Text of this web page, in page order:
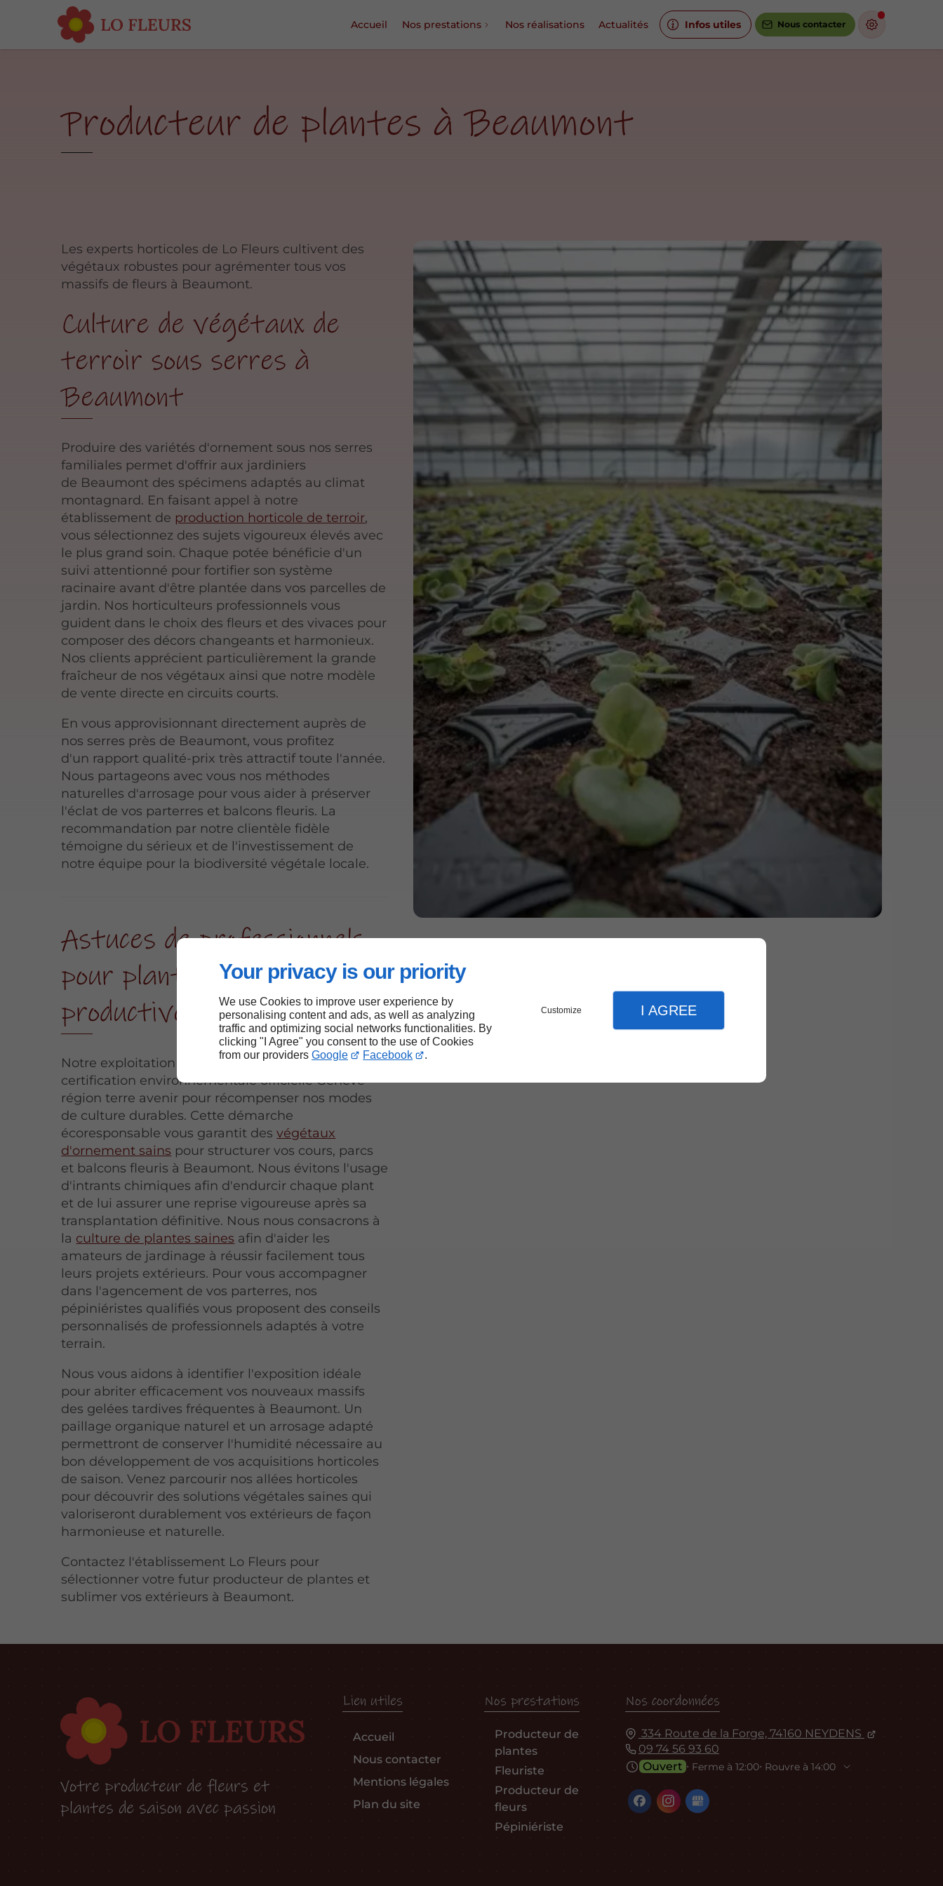
Your privacy is our priority
We use Cookies to improve user experience by
personalising content and ads, as well as analyzing
traffic and optimizing social networks functionalities. By
clicking "I Agree" you consent to the use of Cookies
from our providers Google Facebook .
Customize I AGREE
Accueil Nos prestations Nos réalisations Actualités Infos utiles Nous contacter
Producteur de plantes à Beaumont
Les experts horticoles de Lo Fleurs cultivent des
végétaux robustes pour agrémenter tous vos
massifs de fleurs à Beaumont.
Culture de végétaux de
terroir sous serres à
Beaumont
Produire des variétés d'ornement sous nos serres
familiales permet d'offrir aux jardiniers
de Beaumont des spécimens adaptés au climat
montagnard. En faisant appel à notre
établissement de production horticole de terroir,
vous sélectionnez des sujets vigoureux élevés avec
le plus grand soin. Chaque potée bénéficie d'un
suivi attentionné pour fortifier son système
racinaire avant d'être plantée dans vos parcelles de
jardin. Nos horticulteurs professionnels vous
guident dans le choix des fleurs et des vivaces pour
composer des décors changeants et harmonieux.
Nos clients apprécient particulièrement la grande
fraîcheur de nos végétaux ainsi que notre modèle
de vente directe en circuits courts.
En vous approvisionnant directement auprès de
nos serres près de Beaumont, vous profitez
d'un rapport qualité-prix très attractif toute l'année.
Nous partageons avec vous nos méthodes
naturelles d'arrosage pour vous aider à préserver
l'éclat de vos parterres et balcons fleuris. La
recommandation par notre clientèle fidèle
témoigne du sérieux et de l'investissement de
notre équipe pour la biodiversité végétale locale.
Astuces de professionnels
pour plantations
productives à Beaumont
Notre exploitation est fière de détenir la
certification environnementale officielle Genève
région terre avenir pour récompenser nos modes
de culture durables. Cette démarche
écoresponsable vous garantit desvégétaux
d'ornement sains pour structurer vos cours, parcs
et balcons fleuris à Beaumont. Nous évitons l'usage
d'intrants chimiques afin d'endurcir chaque plant
et de lui assurer une reprise vigoureuse après sa
transplantation définitive. Nous nous consacrons à
la culture de plantes saines afin d'aider les
amateurs de jardinage à réussir facilement tous
leurs projets extérieurs. Pour vous accompagner
dans l'agencement de vos parterres, nos
pépiniéristes qualifiés vous proposent des conseils
personnalisés de professionnels adaptés à votre
terrain.
Nous vous aidons à identifier l'exposition idéale
pour abriter efficacement vos nouveaux massifs
des gelées tardives fréquentes à Beaumont. Un
paillage organique naturel et un arrosage adapté
permettront de conserver l'humidité nécessaire au
bon développement de vos acquisitions horticoles
de saison. Venez parcourir nos allées horticoles
pour découvrir des solutions végétales saines qui
valoriseront durablement vos extérieurs de façon
harmonieuse et naturelle.
Contactez l'établissement Lo Fleurs pour
sélectionner votre futur producteur de plantes et
sublimer vos extérieurs à Beaumont.
Votre producteur de fleurs et
plantes de saison avec passion
Lien utiles
Accueil
Nous contacter
Mentions légales
Plan du site
Nos prestations
Producteur de
plantes
Fleuriste
Producteur de
fleurs
Pépiniériste
Nos coordonnées
334 Route de la Forge, 74160 NEYDENS
09 74 56 93 60
Ouvert ⋅ Ferme à 12:00⋅ Rouvre à 14:00